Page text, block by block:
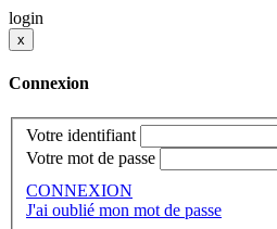
login
x
Connexion
Votre identifiant
Votre mot de passe
CONNEXION
J'ai oublié mon mot de passe